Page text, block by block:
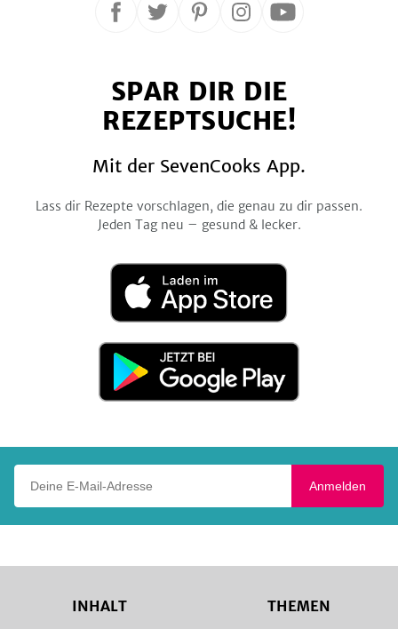
Folge
Facebook
Folge
Twitter
Folge
Pinterest
Folge
Instagram
Folge
YouTube
SPAR DIR DIE
REZEPTSUCHE!
Mit der SevenCooks App.
Lass dir Rezepte vorschlagen, die genau zu dir passen.
Jeden Tag neu – gesund & lecker.
Laden
im
App
Jetzt
Google
Anmelden
INHALT THEMEN